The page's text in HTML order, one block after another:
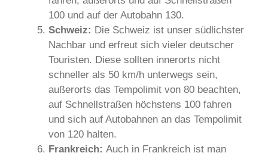
100 und auf der Autobahn 130.
Schweiz: Die Schweiz ist unser südlichster
Nachbar und erfreut sich vieler deutscher
Touristen. Diese sollten innerorts nicht
schneller als 50 km/h unterwegs sein,
außerorts das Tempolimit von 80 beachten,
auf Schnellstraßen höchstens 100 fahren
und sich auf Autobahnen an das Tempolimit
von 120 halten.
Frankreich: Auch in Frankreich ist man